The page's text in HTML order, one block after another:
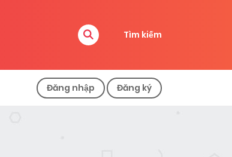
Tìm kiếm
Đăng nhập Đăng ký